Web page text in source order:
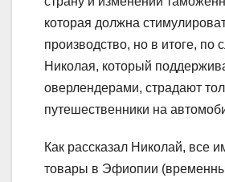
которая должна
производство, но в итоге, по
Николая, который
оверлендерами, страдают
путешественники на
Как рассказал Николай, все
товары в Эфиопии